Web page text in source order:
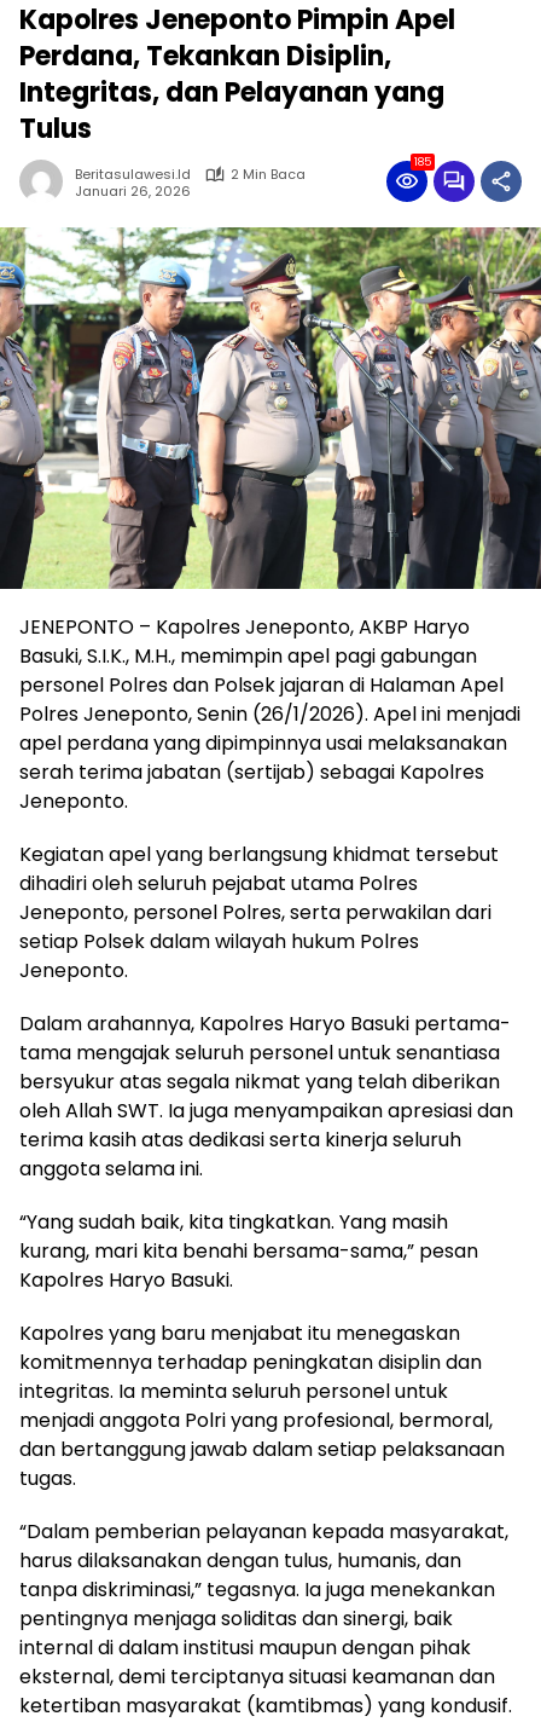
Kapolres Jeneponto Pimpin Apel
Perdana, Tekankan Disiplin,
Integritas, dan Pelayanan yang
Tulus
Beritasulawesi.id
2 Min Baca
Januari 26, 2026
185
JENEPONTO – Kapolres Jeneponto, AKBP Haryo
Basuki, S.I.K., M.H., memimpin apel pagi gabungan
personel Polres dan Polsek jajaran di Halaman Apel
Polres Jeneponto, Senin (26/1/2026). Apel ini menjadi
apel perdana yang dipimpinnya usai melaksanakan
serah terima jabatan (sertijab) sebagai Kapolres
Jeneponto.
Kegiatan apel yang berlangsung khidmat tersebut
dihadiri oleh seluruh pejabat utama Polres
Jeneponto, personel Polres, serta perwakilan dari
setiap Polsek dalam wilayah hukum Polres
Jeneponto.
Dalam arahannya, Kapolres Haryo Basuki pertama-
tama mengajak seluruh personel untuk senantiasa
bersyukur atas segala nikmat yang telah diberikan
oleh Allah SWT. Ia juga menyampaikan apresiasi dan
terima kasih atas dedikasi serta kinerja seluruh
anggota selama ini.
“Yang sudah baik, kita tingkatkan. Yang masih
kurang, mari kita benahi bersama-sama,” pesan
Kapolres Haryo Basuki.
Kapolres yang baru menjabat itu menegaskan
komitmennya terhadap peningkatan disiplin dan
integritas. Ia meminta seluruh personel untuk
menjadi anggota Polri yang profesional, bermoral,
dan bertanggung jawab dalam setiap pelaksanaan
tugas.
“Dalam pemberian pelayanan kepada masyarakat,
harus dilaksanakan dengan tulus, humanis, dan
tanpa diskriminasi,” tegasnya. Ia juga menekankan
pentingnya menjaga soliditas dan sinergi, baik
internal di dalam institusi maupun dengan pihak
eksternal, demi terciptanya situasi keamanan dan
ketertiban masyarakat (kamtibmas) yang kondusif.